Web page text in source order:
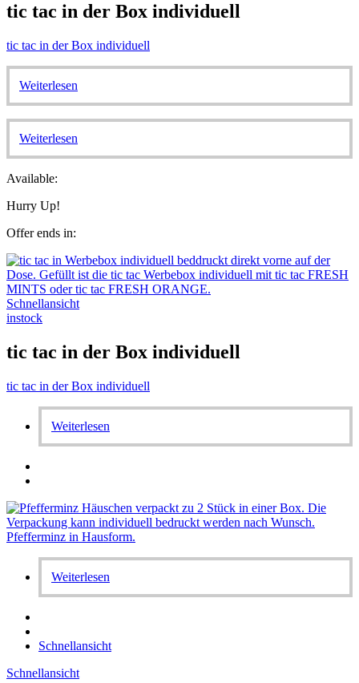
tic tac in der Box individuell
tic tac in der Box individuell
Weiterlesen
Weiterlesen
Available:
Hurry Up!
Offer ends in:
Schnellansicht
instock
tic tac in der Box individuell
tic tac in der Box individuell
Weiterlesen
Weiterlesen
Schnellansicht
Schnellansicht